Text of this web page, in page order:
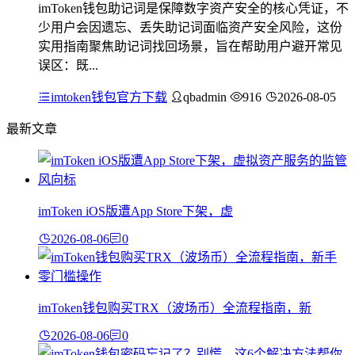
imToken钱包助记词是保障数字资产安全的核心凭证，不
少用户会因遗忘、丢失助记词面临资产安全风险，这份
实用指南聚焦助记词找回场景，旨在帮助用户避开常见
误区：既...
imtoken钱包官方下载 qbadmin 916 2026-08-05
最新文章
imToken iOS版遭App Store下架，虚
2026-08-06 0
imToken钱包购买TRX（波场币）全流程指南，新
2026-08-06 0